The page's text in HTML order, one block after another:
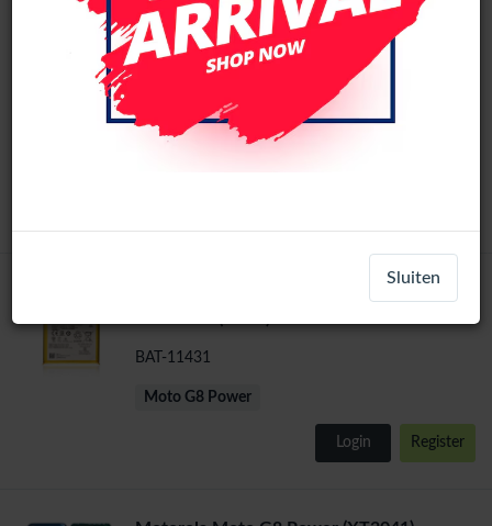
Motorola Moto G8 Power (XT2041) LCD
Scherm Zonder Frame (Alle kleuren)
LCD-11412
BAT-11431
Moto G8 Power
Login Register
Sluiten